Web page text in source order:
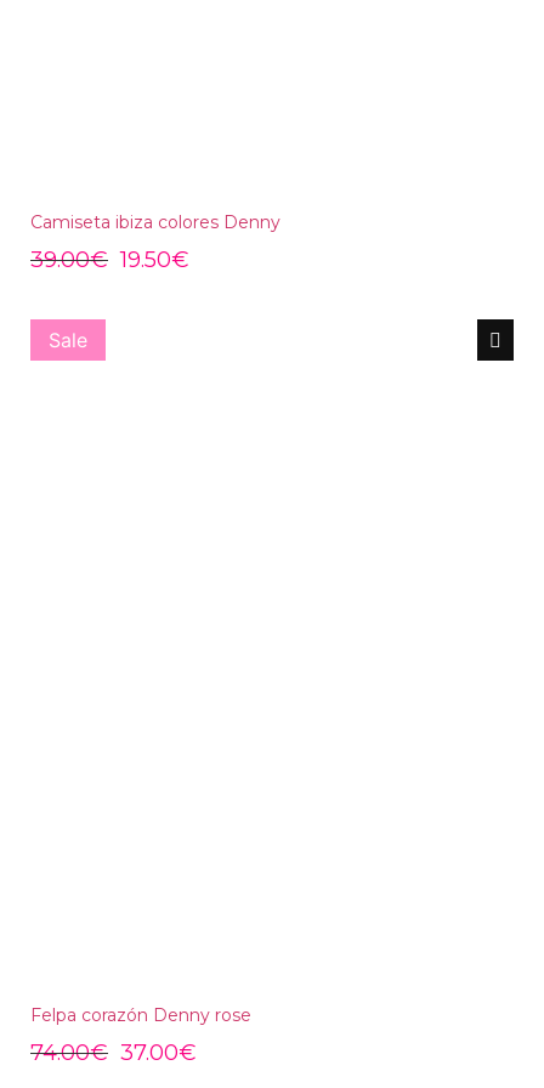
Camiseta ibiza colores Denny
39.00€ 19.50€
Sale
Felpa corazón Denny rose
74.00€ 37.00€